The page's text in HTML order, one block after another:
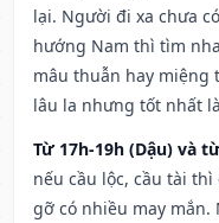
lại. Người đi xa chưa
hướng Nam thì tìm
mâu thuẫn hay miệng
lâu la nhưng tốt nhất
Từ 17h-19h (Dậu) và
nếu cầu lộc, cầu tài
gỡ có nhiều may mắn.